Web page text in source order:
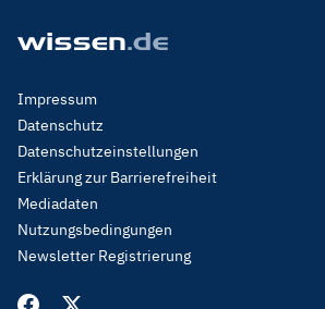
Footer
Menu
Legal
Impressum
Datenschutz
Datenschutzeinstellungen
Erklärung zur Barrierefreiheit
Mediadaten
Nutzungsbedingungen
Newsletter Registrierung